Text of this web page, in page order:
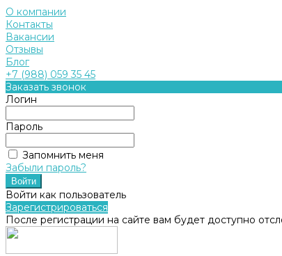
О компании
Контакты
Вакансии
Отзывы
Блог
+7 (988) 059 35 45
Заказать звонок
Логин
Пароль
Запомнить меня
Забыли пароль?
Войти как пользователь
Зарегистрироваться
После регистрации на сайте вам будет доступно